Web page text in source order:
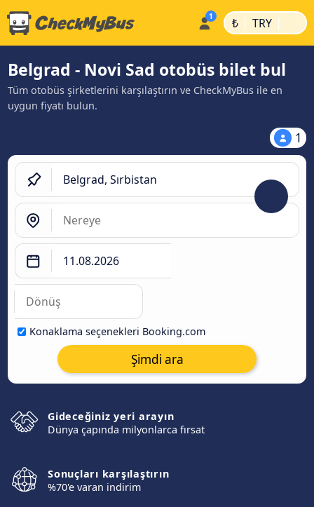
₺ | TRY |
Belgrad - Novi Sad otobüs bilet bul
Tüm otobüs şirketlerini karşılaştırın ve CheckMyBus ile en
uygun fiyatı bulun.
1
Konaklama seçenekleri Booking.com
Şimdi ara
Gideceğiniz yeri arayın
Dünya çapında milyonlarca fırsat
Sonuçları karşılaştırın
%70'e varan indirim